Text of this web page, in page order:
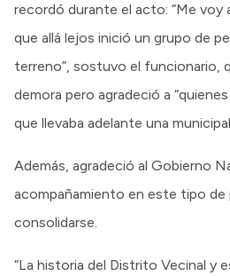
recordó durante el acto: “Me voy
que allá lejos inició un grupo de
terreno”, sostuvo el funcionario,
demora pero agradeció a
que llevaba adelante una
Además, agradeció al Gobierno
acompañamiento en este tipo
consolidarse.
“La historia del Distrito Vecinal y